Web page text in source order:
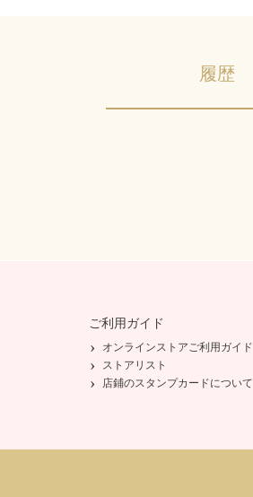
履歴
ご利用ガイド
オンラインストアご利用ガイド
ストアリスト
店鋪のスタンプカードについて